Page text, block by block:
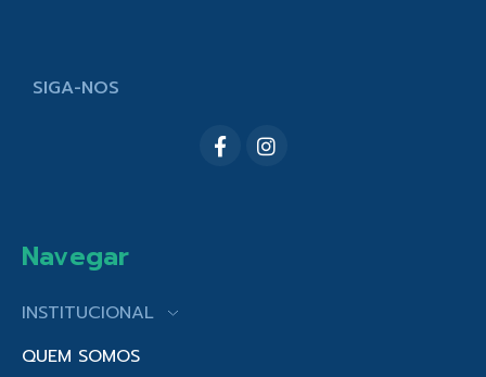
SIGA-NOS
Navegar
INSTITUCIONAL
QUEM SOMOS